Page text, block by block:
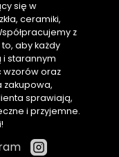
się w
ceramiki,
z
aby każdy
i starannym
wzorów oraz
zakupowa,
sprawiają,
i przyjemne.